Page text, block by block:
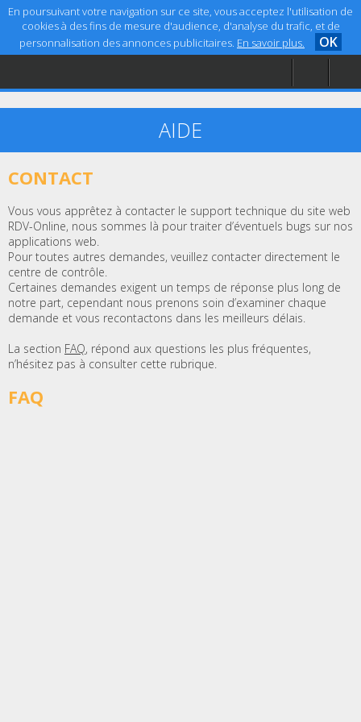
En poursuivant votre navigation sur ce site, vous acceptez l'utilisation de
cookies à des fins de mesure d'audience, d'analyse du trafic, et de
personnalisation des annonces publicitaires. En savoir plus. OK
Accueil
Aide
AIDE
CONTACT
Vous vous apprêtez à contacter le support technique du site web
RDV-Online, nous sommes là pour traiter d’éventuels bugs sur nos
applications web.
Pour toutes autres demandes, veuillez contacter directement le
centre de contrôle.
Certaines demandes exigent un temps de réponse plus long de
notre part, cependant nous prenons soin d’examiner chaque
demande et vous recontactons dans les meilleurs délais.
La section FAQ, répond aux questions les plus fréquentes,
n’hésitez pas à consulter cette rubrique.
FAQ